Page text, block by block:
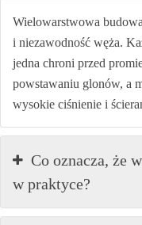
Wielowarstwowa
i niezawodność węża.
jedna chroni przed
powstawaniu glonów, a
wysokie ciśnienie i
Co oznacza, że
w praktyce?